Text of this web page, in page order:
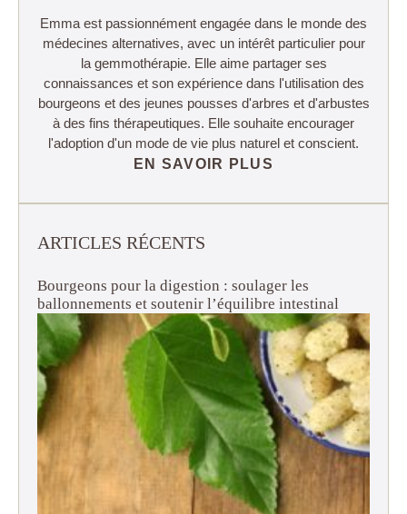
Emma est passionnément engagée dans le monde des
médecines alternatives, avec un intérêt particulier pour
la gemmothérapie. Elle aime partager ses
connaissances et son expérience dans l'utilisation des
bourgeons et des jeunes pousses d'arbres et d'arbustes
à des fins thérapeutiques. Elle souhaite encourager
l'adoption d'un mode de vie plus naturel et conscient.
EN SAVOIR PLUS
ARTICLES RÉCENTS
Bourgeons pour la digestion : soulager les
ballonnements et soutenir l’équilibre intestinal